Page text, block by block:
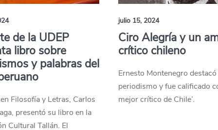
de la UDEP
libro sobre
y palabras del
Filosofía y Letras, Carlos
presentó su libro en la
Cultural Tallán. El
julio 15, 2024
Ciro Alegría y un
crítico chileno
Ernesto Montenegro
periodismo y fue calificado
mejor crítico de Chile’.